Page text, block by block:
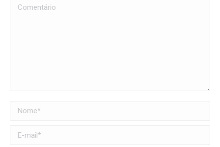
Comentário
Nome *
E-mail *